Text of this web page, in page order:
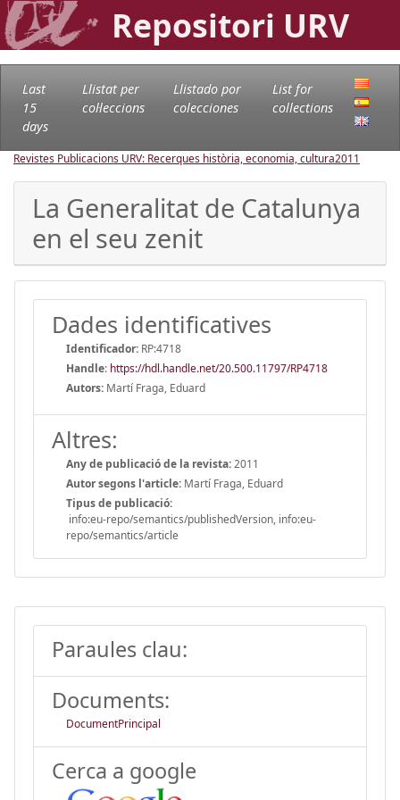
Repositori URV
Last
15
days
Llistat per
col·leccions
Llistado por
colecciones
List for
collections
Revistes Publicacions URV: Recerques història, economia, cultura2011
La Generalitat de Catalunya
en el seu zenit
Dades identificatives
Identificador: RP:4718
Handle: https://hdl.handle.net/20.500.11797/RP4718
Autors: Martí Fraga, Eduard
Altres:
Any de publicació de la revista:2011
Autor segons l'article: Martí Fraga, Eduard
Tipus de publicació:
info:eu-repo/semantics/publishedVersion, info:eu-
repo/semantics/article
Paraules clau:
Documents:
DocumentPrincipal
Cerca a google